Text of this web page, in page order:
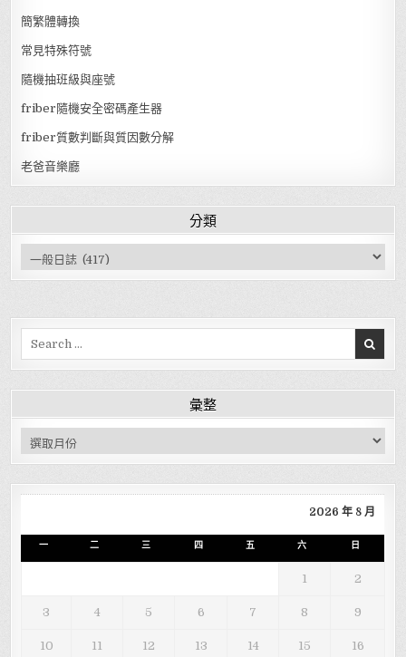
簡繁體轉換
常見特殊符號
隨機抽班級與座號
friber隨機安全密碼產生器
friber質數判斷與質因數分解
老爸音樂廳
分類
分類
Search for:
彙整
彙整
2026 年 8 月
一 二 三 四 五 六 日
1 2
3 4 5 6 7 8 9
10 11 12 13 14 15 16